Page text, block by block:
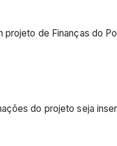
projeto de Finanças do
do projeto seja